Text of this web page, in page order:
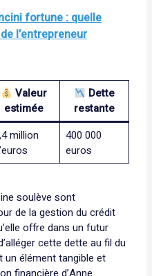
fortune : quelle
l’entrepreneur
Valeur
estimée
Dette
restante
million
400 000
euros
soulève sont
de la gestion du crédit
offre dans un futur
cette dette au fil du
un élément tangible et